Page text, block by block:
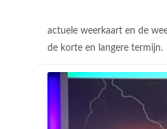
actuele weerkaart en de
de korte en langere termijn.